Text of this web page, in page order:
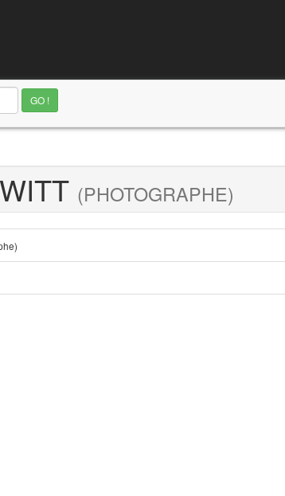
(PHOTOGRAPHE)